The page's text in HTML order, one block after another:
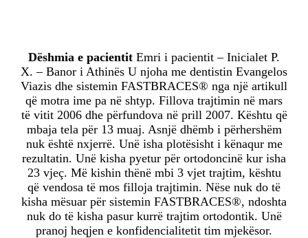
Dëshmia e pacientit Emri i pacientit – Inicialet P.
X. – Banor i Athinës U njoha me dentistin Evangelos
Viazis dhe sistemin FASTBRACES® nga një artikull
që motra ime pa në shtyp. Fillova trajtimin në mars
të vitit 2006 dhe përfundova në prill 2007. Kështu që
mbaja tela për 13 muaj. Asnjë dhëmb i përhershëm
nuk është nxjerrë. Unë isha plotësisht i kënaqur me
rezultatin. Unë kisha pyetur për ortodoncinë kur isha
23 vjeç. Më kishin thënë mbi 3 vjet trajtim, kështu
që vendosa të mos filloja trajtimin. Nëse nuk do të
kisha mësuar për sistemin FASTBRACES®, ndoshta
nuk do të kisha pasur kurrë trajtim ortodontik. Unë
pranoj heqjen e konfidencialitetit tim mjekësor.